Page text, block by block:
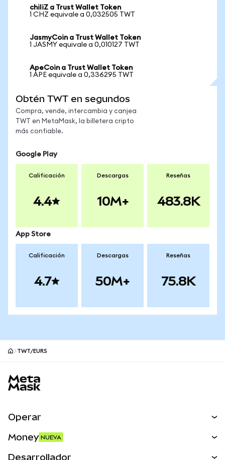
chiliZ a Trust Wallet Token
1 CHZ equivale a 0,032505 TWT
JasmyCoin a Trust Wallet Token
1 JASMY equivale a 0,010127 TWT
ApeCoin a Trust Wallet Token
1 APE equivale a 0,336295 TWT
Obtén TWT en segundos
Compra, vende, intercambia y canjea
TWT en MetaMask, la billetera cripto
más confiable.
Google Play
Calificación
4.4
Descargas
10M+
Reseñas
483.8K
App Store
Calificación
4.7
Descargas
50M+
Reseñas
75.8K
TWT/EURS
Operar
Money NUEVA
Desarrollador